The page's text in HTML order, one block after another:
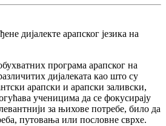
дијалекте арапског језика на
програма арапског на
дијалеката као што су
арапски и арапски заливски,
ученицима да се фокусирају
за њихове потребе, било да
путовања или пословне сврхе.